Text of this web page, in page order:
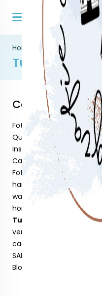
Home Tuinposters
Tuinposters
Categorieën
Foto's op forex
Quotes op forex
Instax artikelen
Camera riemen
Fotolijsten
handmade
waar je van hout
home deco
Tuinposters
verzend en inpak materiaal
cadeaubonnen
SALE
Blog